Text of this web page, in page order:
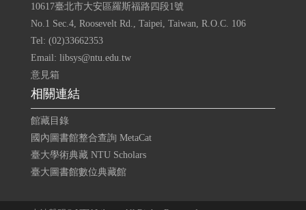
10617臺北市大安區羅斯福路四段1號
No.1 Sec.4, Roosevelt Rd., Taipei, Taiwan, R.O.C. 106
Tel: (02)33662353
Email: libsys@ntu.edu.tw
意見箱
相關連結
館藏目錄
國內圖書館整合查詢 MetaCat
臺大學術典藏 NTU Scholars
臺大圖書館數位典藏館